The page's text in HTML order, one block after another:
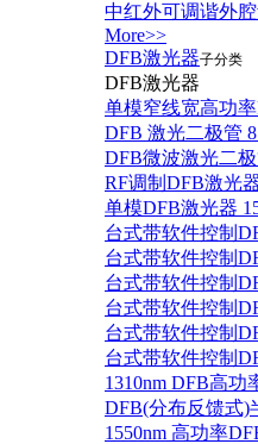
中红外可调谐外
More>>
DFB激光器子分类
DFB激光器
单模窄线宽高功率
DFB 激光二极管
DFB微波激光二极
RF调制DFB激光
单模DFB激光器
台式带软件控制
台式带软件控制
台式带软件控制
台式带软件控制
台式带软件控制
台式带软件控制
1310nm DFB高功
DFB(分布反馈式)
1550nm 高功率